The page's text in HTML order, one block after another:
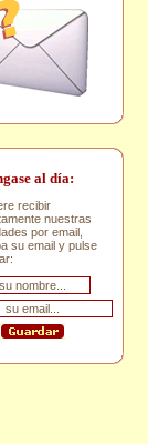
al día:
recibir
nuestras
por email,
su email y pulse